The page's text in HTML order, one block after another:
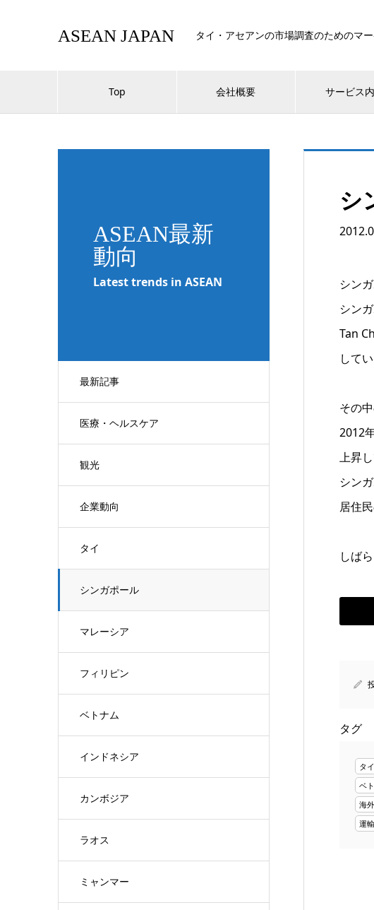
ASEAN JAPAN タイ・アセアンの市場調査のためのマ
Top 会社概要 サービス
ASEAN最新
動向
Latest trends in ASEAN
最新記事
医療・ヘルスケア
観光
企業動向
タイ
シンガポール
マレーシア
フィリピン
ベトナム
インドネシア
カンボジア
ラオス
ミャンマー
シ
シン
シン
Tan
してい
その
2012
上昇し
シン
居住
しば
タグ
タイ
ベ
海
運輸